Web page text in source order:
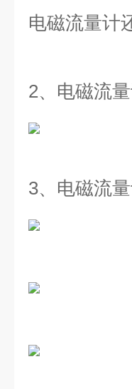
电磁流量计
2、 电磁流
3、 电磁流